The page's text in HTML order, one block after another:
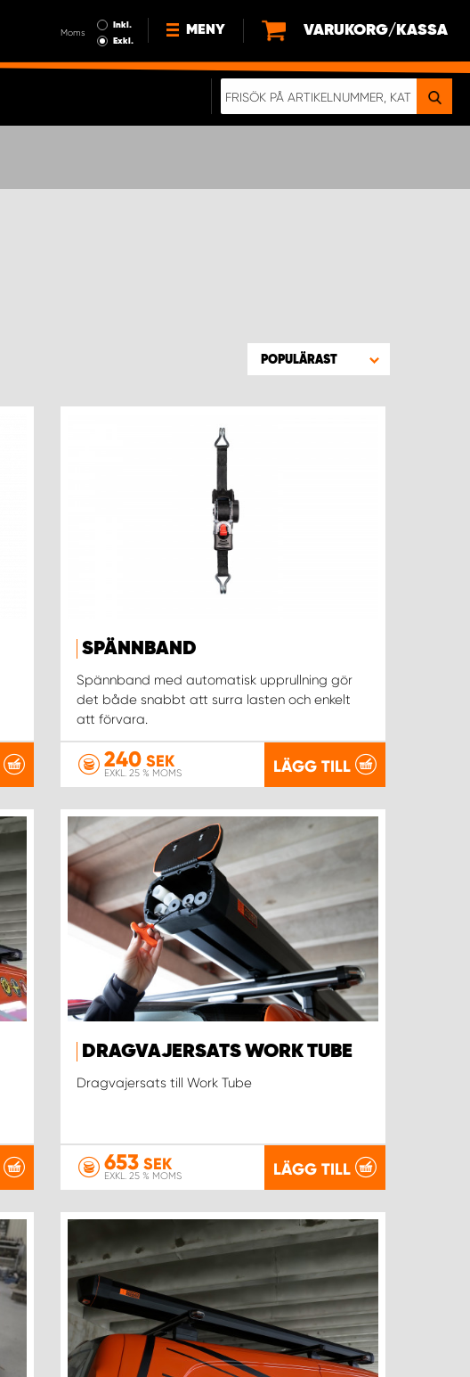
Moms
Inkl.
Exkl.
MENY
NYHETER
VARUKORG/KASSA
POPULÄRAST
SPÄNNBAND
Spännband med automatisk upprullning gör
det både snabbt att surra lasten och enkelt
att förvara.
240 SEK
EXKL. 25 % MOMS LÄGG TILL
DRAGVAJERSATS WORK TUBE
Dragvajersats till Work Tube
653 SEK
EXKL. 25 % MOMS LÄGG TILL